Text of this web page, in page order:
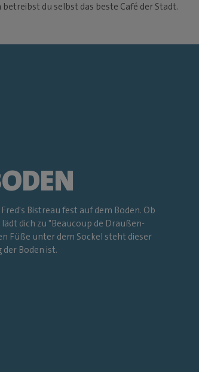
du selbst das beste Café der Stadt.
Bistreau fest auf dem Boden. Ob
dich zu "Beaucoup de Draußen-
Füße unter dem Sockel steht dieser
Boden ist.